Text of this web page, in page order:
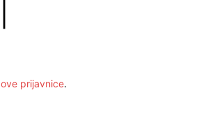
ove prijavnice.